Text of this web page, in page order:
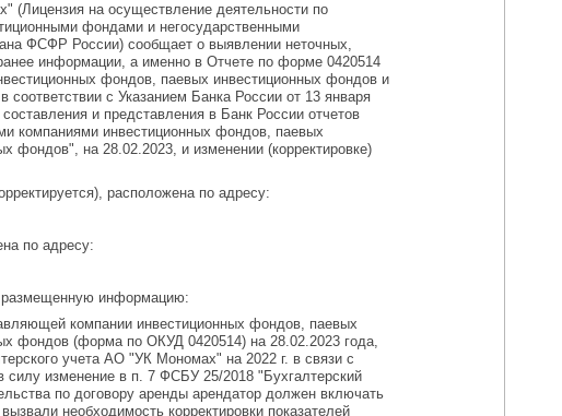
(Лицензия на осуществление деятельности по
фондами и негосударственными
ФСФР России) сообщает о выявлении неточных,
информации, а именно в Отчете по форме 0420514
фондов, паевых инвестиционных фондов и
с Указанием Банка России от 13 января
и представления в Банк России отчетов
компаниями инвестиционных фондов, паевых
фондов", на 28.02.2023, и изменении (корректировке)
расположена по адресу:
по адресу:
размещенную информацию:
компании инвестиционных фондов, паевых
фондов (форма по ОКУД 0420514) на 28.02.2023 года,
учета АО "УК Мономах" на 2022 г. в связи с
силу изменение в п. 7 ФСБУ 25/2018 "Бухгалтерский
по договору аренды арендатор должен включать
необходимость корректировки показателей